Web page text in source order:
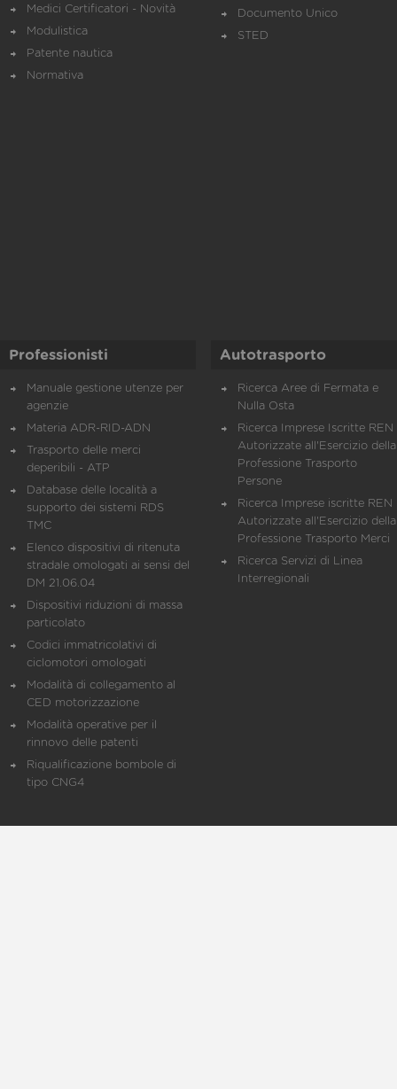
Medici Certificatori - Novità
Modulistica
Patente nautica
Normativa
Documento Unico
STED
Professionisti
Manuale gestione utenze per
agenzie
Materia ADR-RID-ADN
Trasporto delle merci
deperibili - ATP
Database delle località a
supporto dei sistemi RDS
TMC
Elenco dispositivi di ritenuta
stradale omologati ai sensi del
DM 21.06.04
Dispositivi riduzioni di massa
particolato
Codici immatricolativi di
ciclomotori omologati
Modalità di collegamento al
CED motorizzazione
Modalità operative per il
rinnovo delle patenti
Riqualificazione bombole di
tipo CNG4
Autotrasporto
Ricerca Aree di Fermata e
Nulla Osta
Ricerca Imprese Iscritte REN
Autorizzate all'Esercizio della
Professione Trasporto
Persone
Ricerca Imprese iscritte REN
Autorizzate all'Esercizio della
Professione Trasporto Merci
Ricerca Servizi di Linea
Interregionali